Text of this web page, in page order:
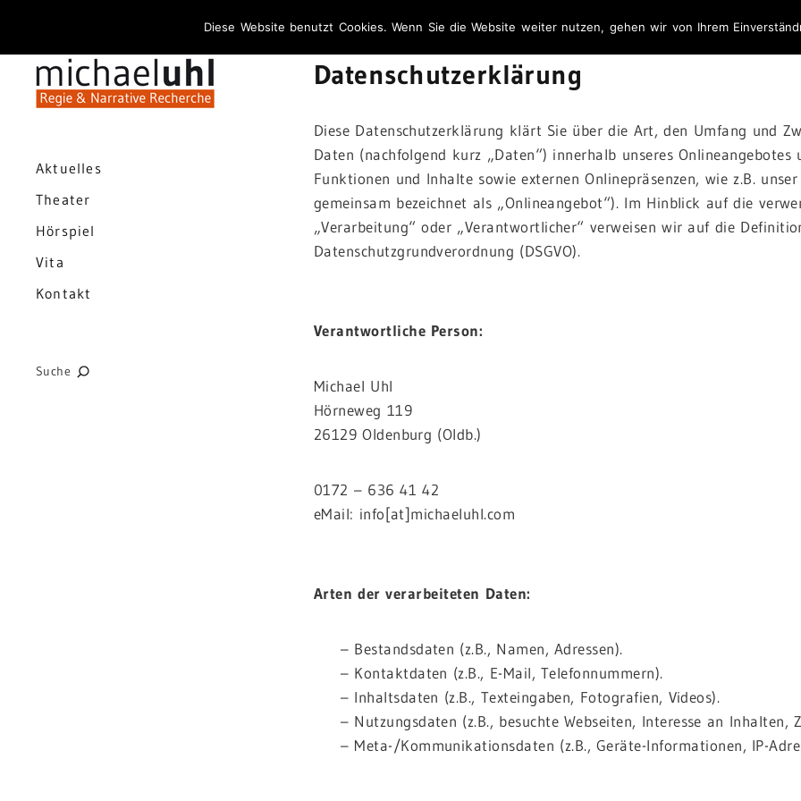
Aktuelles
Theater
Hörspiel
Vita
Kontakt
Suche
Datenschutzerklärung
Diese Datenschutzerklärung klärt Sie über die Art, den Umfang und
Daten (nachfolgend kurz „Daten“) innerhalb unseres
Funktionen und Inhalte sowie externen Onlinepräsenzen, wie z.B.
gemeinsam bezeichnet als „Onlineangebot“). Im Hinblick auf die
„Verarbeitung“ oder „Verantwortlicher“ verweisen wir auf die
Datenschutzgrundverordnung (DSGVO).
Verantwortliche Person:
Michael Uhl
Hörneweg 119
26129 Oldenburg (Oldb.)
0172 – 636 41 42
eMail: info[at]michaeluhl.com
Arten der verarbeiteten Daten:
– Bestandsdaten (z.B., Namen, Adressen).
– Kontaktdaten (z.B., E-Mail, Telefonnummern).
– Inhaltsdaten (z.B., Texteingaben, Fotografien, Videos).
– Nutzungsdaten (z.B., besuchte Webseiten, Interesse an Inhalten,
– Meta-/Kommunikationsdaten (z.B., Geräte-Informationen, IP-
Diese Website benutzt Cookies. Wenn Sie die Website weiter nutzen, gehen wir von Ihrem